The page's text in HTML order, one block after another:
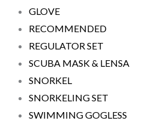
GLOVE
RECOMMENDED
REGULATOR SET
SCUBA MASK & LENSA
SNORKEL
SNORKELING SET
SWIMMING GOGLESS